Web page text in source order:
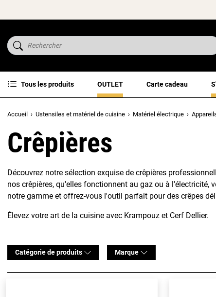
Tous les produits OUTLET Carte cadeau
Accueil Ustensiles et matériel de cuisine Matériel électrique
Crêpières
Découvrez notre sélection exquise de crêpières
nos crêpières, qu'elles fonctionnent au gaz ou à
notre gamme et offrez-vous l'outil parfait pour des crêpes
Élevez votre art de la cuisine avec Krampouz et Cerf Dellier.
Catégorie de produits Marque